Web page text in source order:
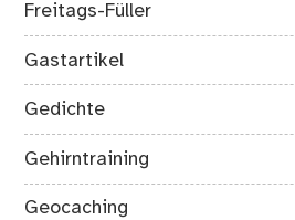
Freitags-Füller
Gastartikel
Gedichte
Gehirntraining
Geocaching